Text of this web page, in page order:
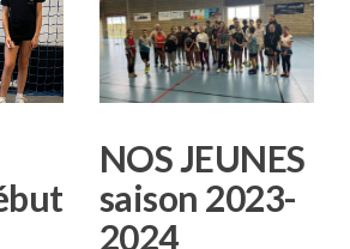
NOS JEUNES
saison 2023-
2024